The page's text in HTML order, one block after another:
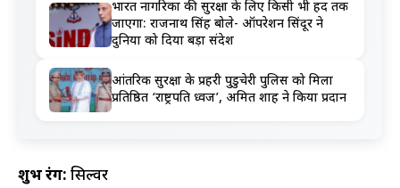
भारत नागरिकों की सुरक्षा के लिए किसी भी हद तक
जाएगा: राजनाथ सिंह बोले- ऑपरेशन सिंदूर ने
दुनिया को दिया बड़ा संदेश
आंतरिक सुरक्षा के प्रहरी पुडुचेरी पुलिस को मिला
प्रतिष्ठित ‘राष्ट्रपति ध्वज’, अमित शाह ने किया प्रदान
शुभ रंग: सिल्वर